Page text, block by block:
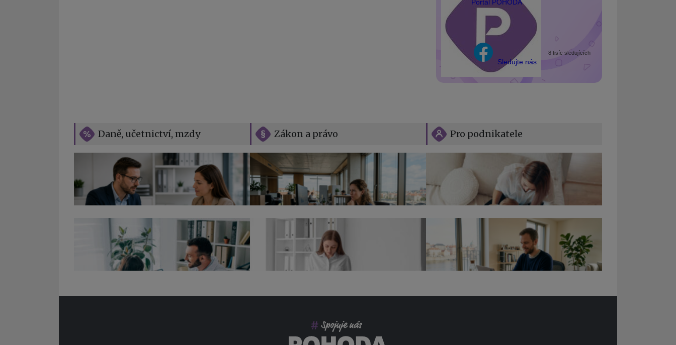
Portál POHODA
Sledujte nás
8 tisíc sledujících
Daně, učetnictví, mzdy Zákon a právo
Vše o překážkách v práci na straně
zaměstnavatele
Pro podnikatele